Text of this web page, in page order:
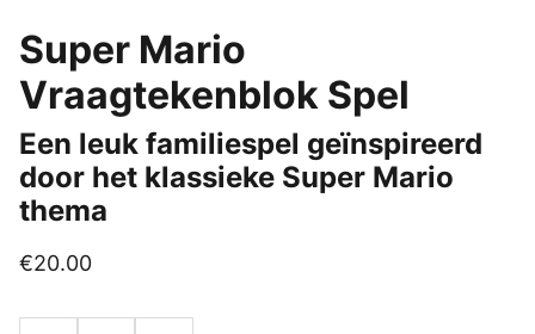
Super Mario
Vraagtekenblok Spel
Een leuk familiespel geïnspireerd
door het klassieke Super Mario
thema
€20.00